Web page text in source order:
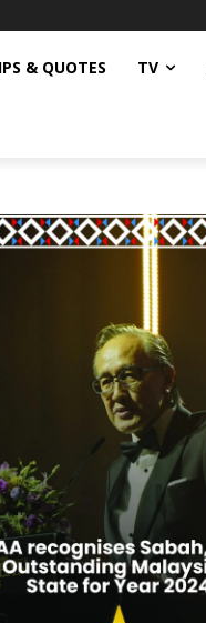
& QUOTES TV